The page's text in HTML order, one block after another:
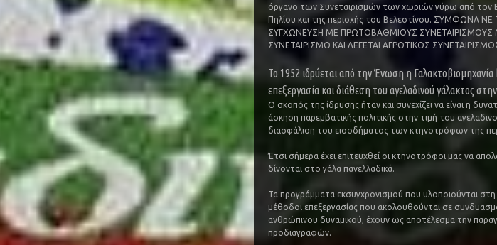
όργανο των Συνεταιρισμών των χωριών γύρω από τον
Πηλίου και της περιοχής του Βελεστίνου.
ΣΥΓΧΩΝΕΥΣΗ ΜΕ ΠΡΩΤΟΒΑΘΜΙΟΥΣ
ΣΥΝΕΤΑΙΡΙΣΜΟ ΚΑΙ ΛΕΓΕΤΑΙ ΑΓΡΟΤΙΚΟΣ
Το 1952 ιδρύεται από την Ένωση η Γαλακτοβιομηχανία
επεξεργασία και διάθεση του αγελαδινού γάλακτος
Ο σκοπός της ίδρυσης ήταν και συνεχίζει να είναι η
άσκηση παρεμβατικής πολιτικής στην τιμή του
διασφάλιση του εισοδήματος των κτηνοτρόφων της
Έτσι σήμερα έχει επιτευχθεί οι κτηνοτρόφοι μας να
δίνονται στο γάλα πανελλαδικά.
Τα προγράμματα εκσυγχρονισμού που υλοποιούνται στη
μέθοδοι επεξεργασίας που ακολουθούνται σε
ανθρώπινου δυναμικού, έχουν ως αποτέλεσμα την
προδιαγραφών.